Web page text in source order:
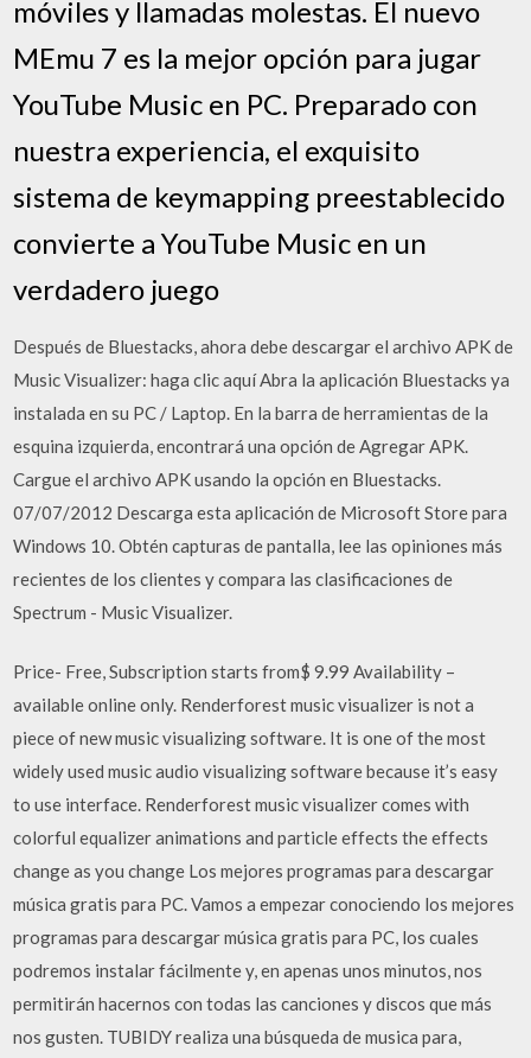
móviles y llamadas molestas. El nuevo
MEmu 7 es la mejor opción para jugar
YouTube Music en PC. Preparado con
nuestra experiencia, el exquisito
sistema de keymapping preestablecido
convierte a YouTube Music en un
verdadero juego
Después de Bluestacks, ahora debe descargar el archivo APK de
Music Visualizer: haga clic aquí Abra la aplicación Bluestacks ya
instalada en su PC / Laptop. En la barra de herramientas de la
esquina izquierda, encontrará una opción de Agregar APK.
Cargue el archivo APK usando la opción en Bluestacks.
07/07/2012 Descarga esta aplicación de Microsoft Store para
Windows 10. Obtén capturas de pantalla, lee las opiniones más
recientes de los clientes y compara las clasificaciones de
Spectrum - Music Visualizer.
Price- Free, Subscription starts from$ 9.99 Availability –
available online only. Renderforest music visualizer is not a
piece of new music visualizing software. It is one of the most
widely used music audio visualizing software because it’s easy
to use interface. Renderforest music visualizer comes with
colorful equalizer animations and particle effects the effects
change as you change Los mejores programas para descargar
música gratis para PC. Vamos a empezar conociendo los mejores
programas para descargar música gratis para PC, los cuales
podremos instalar fácilmente y, en apenas unos minutos, nos
permitirán hacernos con todas las canciones y discos que más
nos gusten. TUBIDY realiza una búsqueda de musica para,